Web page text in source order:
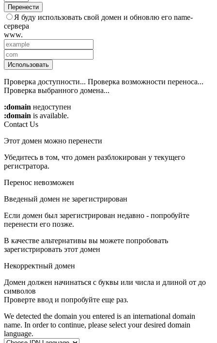
Перенести
Я буду использовать свой домен и обновлю его name-
сервера
www.
Использовать
Проверка доступности... Проверка возможности переноса...
Проверка выбранного домена...
:domain недоступен
:domain is available.
Contact Us
Этот домен можно перенести
Убедитесь в том, что домен разблокирован у текущего
регистратора.
Перенос невозможен
Введеный домен не зарегистрирован
Если домен был зарегистрирован недавно - попробуйте
перенести его позже.
В качестве альтернативы вы можете попробовать
зарегистрировать этот домен
Некорректный домен
Домен должен начинаться с буквы или числа и длиной от до
символов
Проверте ввод и попробуйте еще раз.
We detected the domain you entered is an international domain
name. In order to continue, please select your desired domain
language.